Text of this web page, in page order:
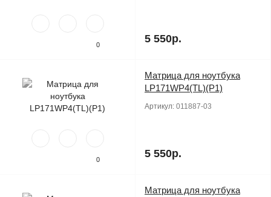
0 5 550р.
0
Матрица для ноутбука
LP171WP4(TL)(P1)
Артикул: 011887-03
5 550р.
Матрица для ноутбука